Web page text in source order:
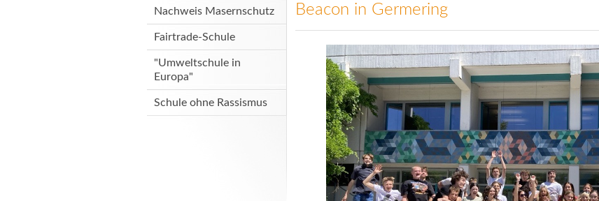
Nachweis Masernschutz
Fairtrade-Schule
"Umweltschule in
Europa"
Schule ohne Rassismus
Beacon in Germering